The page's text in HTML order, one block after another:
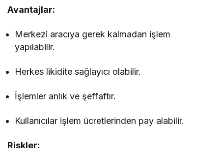
Avantajlar:
Merkezi aracıya gerek kalmadan işlem
yapılabilir.
Herkes likidite sağlayıcı olabilir.
İşlemler anlık ve şeffaftır.
Kullanıcılar işlem ücretlerinden pay alabilir.
Riskler: